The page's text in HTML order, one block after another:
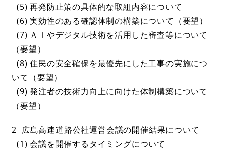
(5) 再発防止策の具体的な取組内容について
(6) 実効性のある確認体制の構築について（要望）
(7) ＡＩやデジタル技術を活用した審査等について
（要望）
(8) 住民の安全確保を最優先にした工事の実施につ
いて（要望）
(9) 発注者の技術力向上に向けた体制構築について
（要望）
2 広島高速道路公社運営会議の開催結果について
(1) 会議を開催するタイミングについて